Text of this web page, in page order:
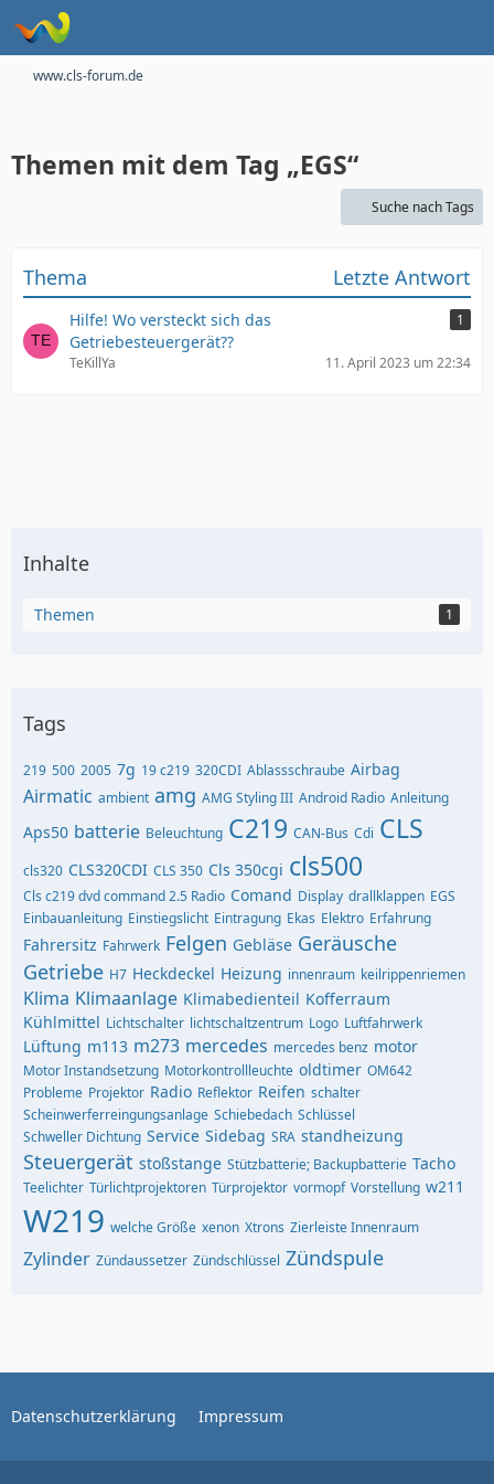
www.cls-forum.de
Themen mit dem Tag „EGS“
Suche nach Tags
Thema Letzte Antwort
Hilfe! Wo versteckt sich das
Getriebesteuergerät??
1
TeKillYa 11. April 2023 um 22:34
Inhalte
Themen 1
Tags
219 500 2005 7g 19 c219 320CDI Ablassschraube Airbag
Airmatic ambient amg AMG Styling III Android Radio Anleitung
Aps50 batterie Beleuchtung C219 CAN-Bus Cdi CLS
cls320 CLS320CDI CLS 350 Cls 350cgi cls500
Cls c219 dvd command 2.5 Radio Comand Display drallklappen EGS
Einbauanleitung Einstiegslicht Eintragung Ekas Elektro Erfahrung
Fahrersitz Fahrwerk Felgen Gebläse Geräusche
Getriebe H7 Heckdeckel Heizung innenraum keilrippenriemen
Klima Klimaanlage Klimabedienteil Kofferraum
Kühlmittel Lichtschalter lichtschaltzentrum Logo Luftfahrwerk
Lüftung m113 m273 mercedes mercedes benz motor
Motor Instandsetzung Motorkontrollleuchte oldtimer OM642
Probleme Projektor Radio Reflektor Reifen schalter
Scheinwerferreingungsanlage Schiebedach Schlüssel
Schweller Dichtung Service Sidebag SRA standheizung
Steuergerät stoßstange Stützbatterie; Backupbatterie Tacho
Teelichter Türlichtprojektoren Türprojektor vormopf Vorstellung w211
W219 welche Größe xenon Xtrons Zierleiste Innenraum
Zylinder Zündaussetzer Zündschlüssel Zündspule
Datenschutzerklärung Impressum